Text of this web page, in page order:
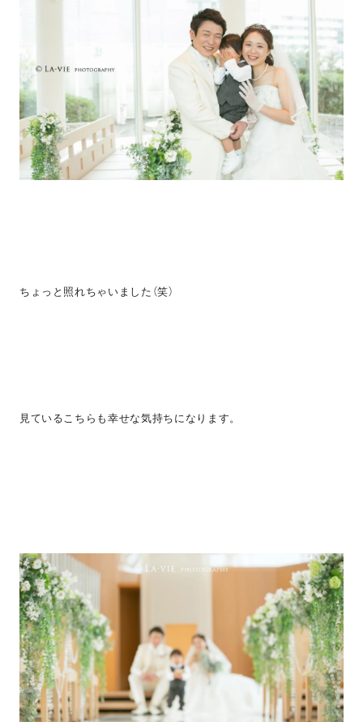
ちょっと照れちゃいました（笑）
見ているこちらも幸せな気持ちになります。